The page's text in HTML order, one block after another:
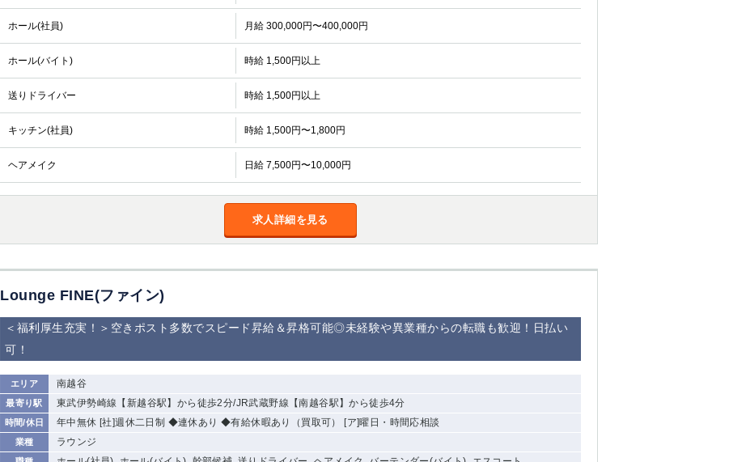
ホール(社員) 月給 300,000円〜400,000円
ホール(バイト) 時給 1,500円以上
送りドライバー 時給 1,500円以上
キッチン(社員) 時給 1,500円〜1,800円
ヘアメイク 日給 7,500円〜10,000円
求人詳細を見る
Lounge FINE(ファイン)
＜福利厚生充実！＞空きポスト多数でスピード昇給＆昇格可能◎未経験や異業種からの転職も歓迎！日払い
可！
エリア 南越谷
最寄り駅 東武伊勢崎線【新越谷駅】から徒歩2分/JR武蔵野線【南越谷駅】から徒歩4分
時間/休日 年中無休 [社]週休二日制 ◆連休あり ◆有給休暇あり（買取可） [ア]曜日・時間応相談
業種 ラウンジ
関内 横浜 川崎 溝の口
本厚木
新横浜
武蔵小杉
小田原
横浜・桜木町
関内・馬車道・
日ノ出町
武蔵新城 元住吉
茅ヶ崎 戸塚 たまプラーザ 大船
相模原
厚木
桜木町
大宮 川越
南浦和
獨協大学前＜草
加松原＞
千葉
茂原
松戸 八千代台 本八幡
東金
浦安
宇都宮 小山
東武宇都宮（宇
土浦
高崎 館林